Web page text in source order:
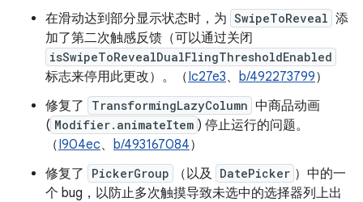
在滑动达到部分显示状态时，为 SwipeToReveal 添
加了第二次触感反馈（可以通过关闭
isSwipeToRevealDualFlingThresholdEnabled
标志来停用此更改）。（Ic27e3、 b/492273799）
修复了
TransformingLazyColumn 中商品动画
( Modifier.animateItem ) 停止运行的问题。
（I904ec、 b/493167084）
修复了
PickerGroup （以及 DatePicker ）中的一
个 bug，以防止多次触摸导致未选中的选择器列上出